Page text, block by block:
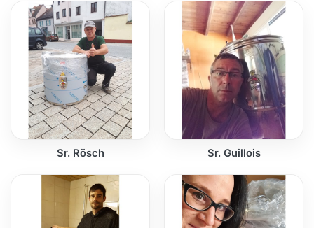
Sr. Rösch Sr. Guillois